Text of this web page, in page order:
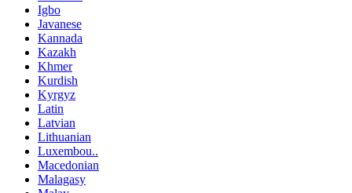
Igbo
Javanese
Kannada
Kazakh
Khmer
Kurdish
Kyrgyz
Latin
Latvian
Lithuanian
Luxembou..
Macedonian
Malagasy